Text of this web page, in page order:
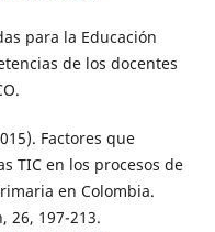
para la Educación
de los docentes
Factores que
TIC en los procesos de
en Colombia.
26, 197-213.